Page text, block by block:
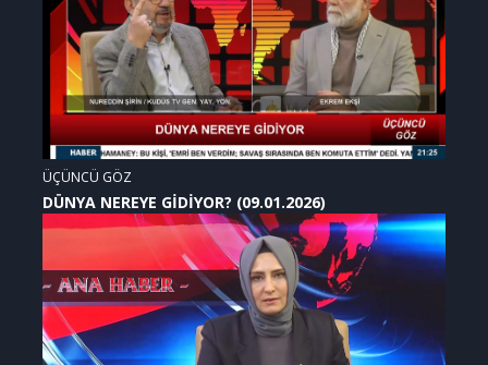
ÜÇÜNCÜ GÖZ
DÜNYA NEREYE GİDİYOR? (09.01.2026)